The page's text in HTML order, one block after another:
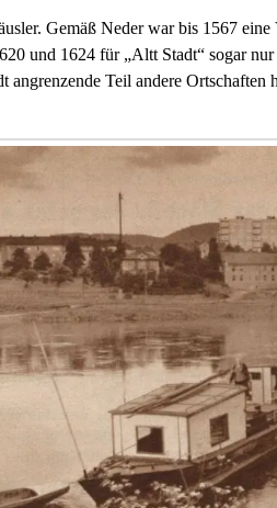
Gemäß Neder war bis 1567
und 1624 für „Altt Stadt“ sogar
Teil andere